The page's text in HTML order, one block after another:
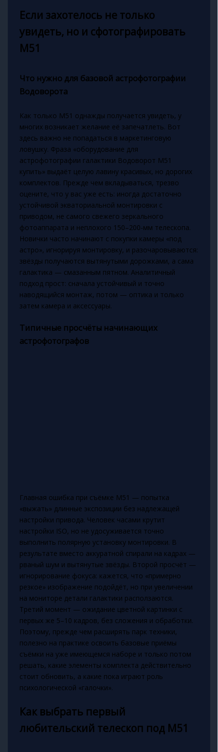
Если захотелось не только
увидеть, но и сфотографировать
М51
Что нужно для базовой астрофотографии
Водоворота
Как только M51 однажды получается увидеть, у
многих возникает желание её запечатлеть. Вот
здесь важно не попадаться в маркетинговую
ловушку. Фраза «оборудование для
астрофотографии галактики Водоворот M51
купить» выдаёт целую лавину красивых, но дорогих
комплектов. Прежде чем вкладываться, трезво
оцените, что у вас уже есть: иногда достаточно
устойчивой экваториальной монтировки с
приводом, не самого свежего зеркального
фотоаппарата и неплохого 150–200-мм телескопа.
Новички часто начинают с покупки камеры «под
астро», игнорируя монтировку, и разочаровываются:
звёзды получаются вытянутыми дорожками, а сама
галактика — смазанным пятном. Аналитичный
подход прост: сначала устойчивый и точно
наводящийся монтаж, потом — оптика и только
затем камера и аксессуары.
Типичные просчёты начинающих
астрофотографов
Главная ошибка при съёмке M51 — попытка
«выжать» длинные экспозиции без надлежащей
настройки привода. Человек часами крутит
настройки ISO, но не удосуживается точно
выполнить полярную установку монтировки. В
результате вместо аккуратной спирали на кадрах —
рваный шум и вытянутые звёзды. Второй просчёт —
игнорирование фокуса: кажется, что «примерно
резкое» изображение подойдёт, но при увеличении
на мониторе детали галактики расползаются.
Третий момент — ожидание цветной картинки с
первых же 5–10 кадров, без сложения и обработки.
Поэтому, прежде чем расширять парк техники,
полезно на практике освоить базовые приёмы
съёмки на уже имеющемся наборе и только потом
решать, какие элементы комплекта действительно
стоит обновить, а какие пока играют роль
психологической «галочки».
Как выбрать первый
любительский телескоп под M51